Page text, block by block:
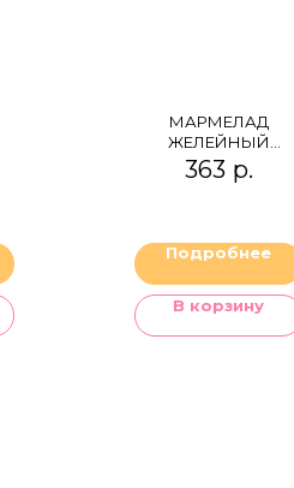
МАРМЕЛАД
ЖЕЛЕЙНЫЙ
"ПРЯНАЯ ВИШНЯ"
(ВИШНЯ, КОРИЦА И
363 р.
Подробнее
В корзину